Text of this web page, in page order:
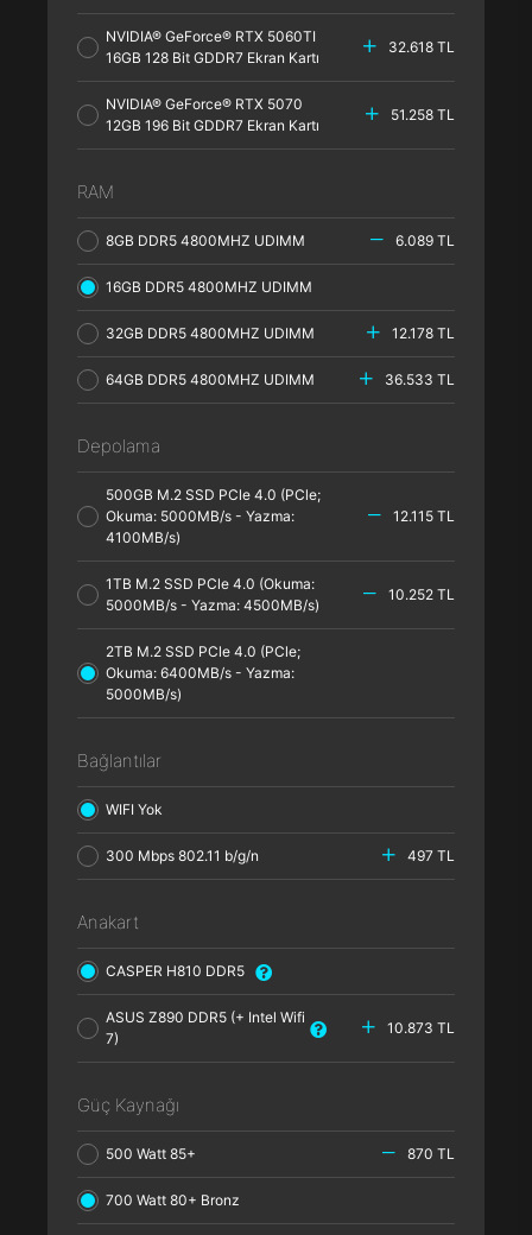
NVIDIA® GeForce® RTX 5060TI
16GB 128 Bit GDDR7 Ekran Kartı
32.618 TL
NVIDIA® GeForce® RTX 5070
12GB 196 Bit GDDR7 Ekran Kartı
51.258 TL
RAM
8GB DDR5 4800MHZ UDIMM 6.089 TL
16GB DDR5 4800MHZ UDIMM
32GB DDR5 4800MHZ UDIMM 12.178 TL
64GB DDR5 4800MHZ UDIMM 36.533 TL
Depolama
500GB M.2 SSD PCle 4.0 (PCle;
Okuma: 5000MB/s - Yazma:
4100MB/s)
12.115 TL
1TB M.2 SSD PCle 4.0 (Okuma:
5000MB/s - Yazma: 4500MB/s)
10.252 TL
2TB M.2 SSD PCle 4.0 (PCle;
Okuma: 6400MB/s - Yazma:
5000MB/s)
Bağlantılar
WIFI Yok
300 Mbps 802.11 b/g/n 497 TL
Anakart
CASPER H810 DDR5
ASUS Z890 DDR5 (+ Intel Wifi
7)
10.873 TL
Güç Kaynağı
500 Watt 85+ 870 TL
700 Watt 80+ Bronz